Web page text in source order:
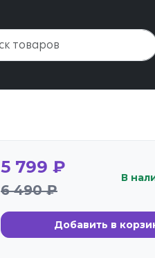
5 799 ₽
6 490 ₽
В
Добавить в